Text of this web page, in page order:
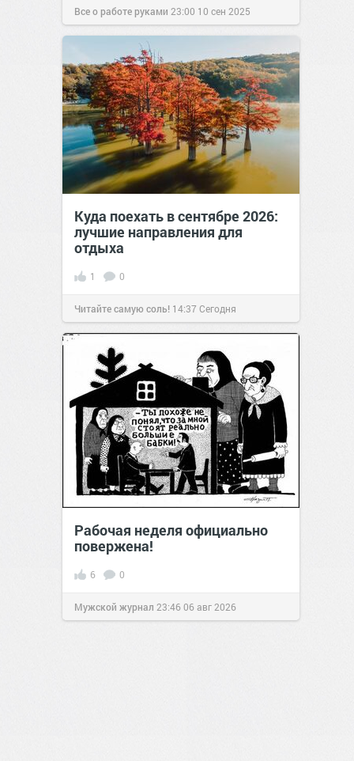
Все о работе руками 23:00 10 сен 2025
Куда поехать в сентябре 2026:
лучшие направления для
отдыха
1 0
Читайте самую соль! 14:37 Сегодня
Рабочая неделя официально
повержена!
6 0
Мужской журнал 23:4606 авг 2026